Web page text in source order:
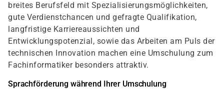
breites Berufsfeld mit Spezialisierungsmöglichkeiten,
gute Verdienstchancen und gefragte Qualifikation,
langfristige Karriereaussichten und
Entwicklungspotenzial, sowie das Arbeiten am Puls der
technischen Innovation machen eine Umschulung zum
Fachinformatiker besonders attraktiv.
Sprachförderung während Ihrer Umschulung